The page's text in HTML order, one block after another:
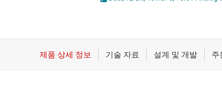
마이크로컨트롤러(MCU) 및 프로세서
통합 및 특수 기능